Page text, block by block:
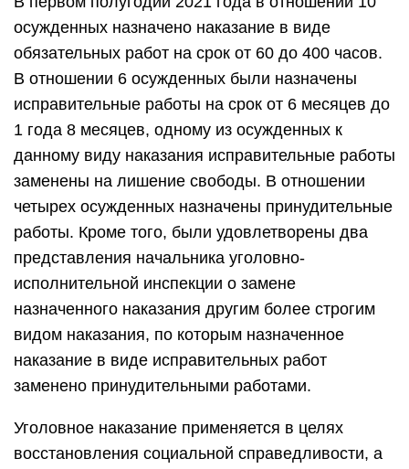
осужденных назначено наказание в виде
обязательных работ на срок от 60 до 400 часов.
В отношении 6 осужденных были назначены
исправительные работы на срок от 6 месяцев до
1 года 8 месяцев, одному из осужденных к
данному виду наказания исправительные работы
заменены на лишение свободы. В отношении
четырех осужденных назначены принудительные
работы. Кроме того, были удовлетворены два
представления начальника уголовно-
исполнительной инспекции о замене
назначенного наказания другим более строгим
видом наказания, по которым назначенное
наказание в виде исправительных работ
заменено принудительными работами.
Уголовное наказание применяется в целях
восстановления социальной справедливости, а